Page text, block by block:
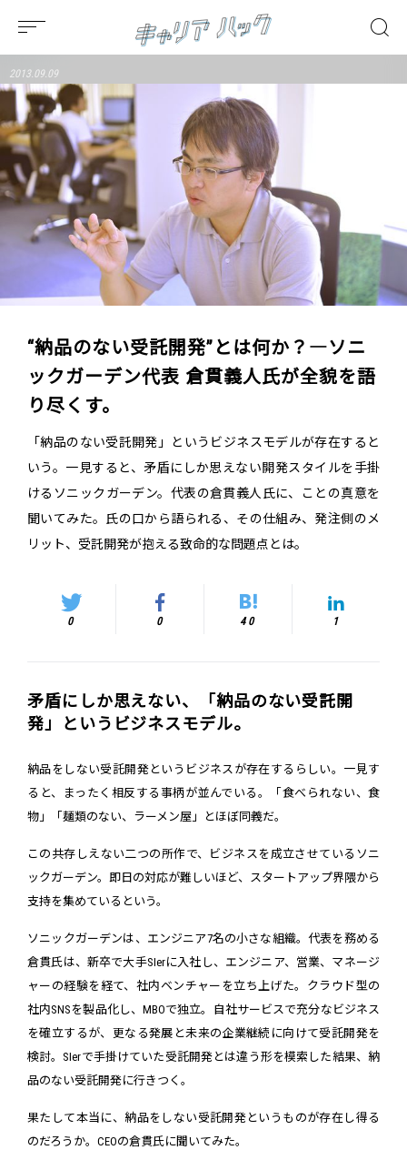
2013.09.09
“納品のない受託開発”とは何か？―ソニ
ックガーデン代表 倉貫義人氏が全貌を語
り尽くす。
「納品のない受託開発」というビジネスモデルが存在すると
いう。一見すると、矛盾にしか思えない開発スタイルを手掛
けるソニックガーデン。代表の倉貫義人氏に、ことの真意を
聞いてみた。氏の口から語られる、その仕組み、発注側のメ
リット、受託開発が抱える致命的な問題点とは。
0 0 40 1
矛盾にしか思えない、「納品のない受託開
発」というビジネスモデル。
納品をしない受託開発というビジネスが存在するらしい。一見す
ると、まったく相反する事柄が並んでいる。「食べられない、食
物」「麺類のない、ラーメン屋」とほぼ同義だ。
この共存しえない二つの所作で、ビジネスを成立させているソニ
ックガーデン。即日の対応が難しいほど、スタートアップ界隈から
支持を集めているという。
ソニックガーデンは、エンジニア7名の小さな組織。代表を務める
倉貫氏は、新卒で大手SIerに入社し、エンジニア、営業、マネージ
ャーの経験を経て、社内ベンチャーを立ち上げた。クラウド型の
社内SNSを製品化し、MBOで独立。自社サービスで充分なビジネス
を確立するが、更なる発展と未来の企業継続に向けて受託開発を
検討。SIerで手掛けていた受託開発とは違う形を模索した結果、納
品のない受託開発に行きつく。
果たして本当に、納品をしない受託開発というものが存在し得る
のだろうか。CEOの倉貫氏に聞いてみた。